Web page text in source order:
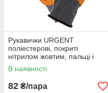
Рукавички URGENT
поліестерові, покриті
нітрилом жовтим, пальці і
долоня пісочним чорним
нітрилом
В наявності
82 ₴/пара